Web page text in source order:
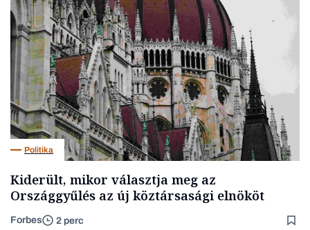
Politika
Kiderült, mikor választja meg az
Országgyűlés az új köztársasági elnököt
Forbes 2 perc